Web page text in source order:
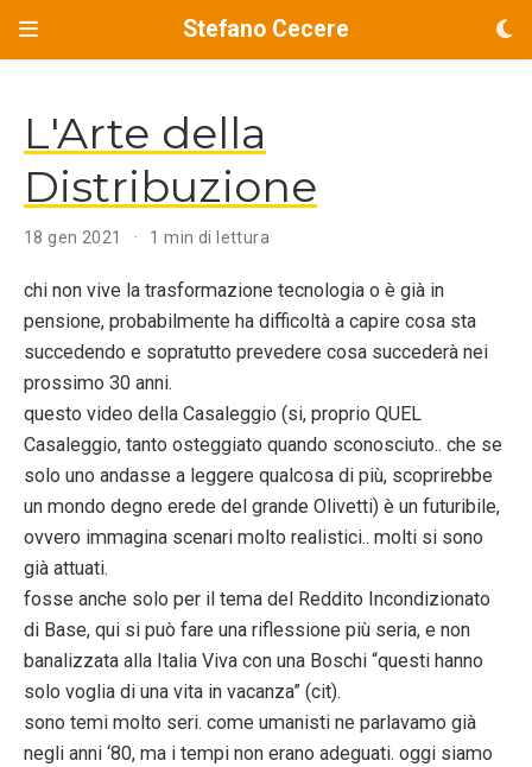
Stefano Cecere
L'Arte della
Distribuzione
18 gen 2021 1 min di lettura
chi non vive la trasformazione tecnologia o è già in
pensione, probabilmente ha difficoltà a capire cosa sta
succedendo e sopratutto prevedere cosa succederà nei
prossimo 30 anni.
questo video della Casaleggio (si, proprio QUEL
Casaleggio, tanto osteggiato quando sconosciuto.. che se
solo uno andasse a leggere qualcosa di più, scoprirebbe
un mondo degno erede del grande Olivetti) è un futuribile,
ovvero immagina scenari molto realistici.. molti si sono
già attuati.
fosse anche solo per il tema del Reddito Incondizionato
di Base, qui si può fare una riflessione più seria, e non
banalizzata alla Italia Viva con una Boschi “questi hanno
solo voglia di una vita in vacanza” (cit).
sono temi molto seri. come umanisti ne parlavamo già
negli anni ‘80, ma i tempi non erano adeguati. oggi siamo